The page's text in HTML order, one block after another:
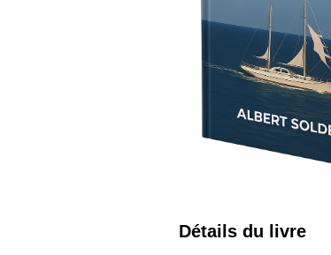
Détails du livre